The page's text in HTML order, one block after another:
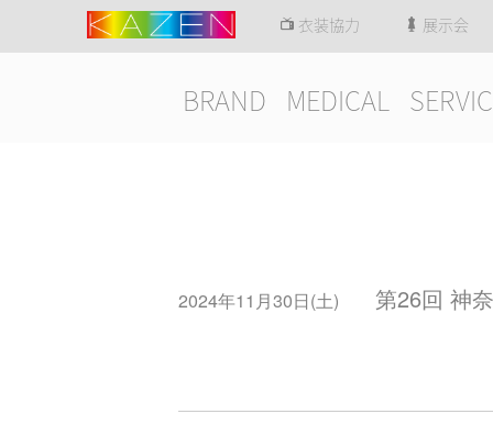
衣装協力 展示会
BRAND MEDICAL
2024年11月30日(土) 第26回 神